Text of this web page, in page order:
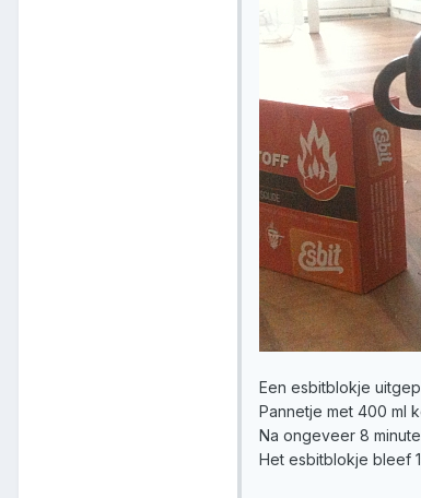
Een esbitblokje
Pannetje met 400 ml
Na ongeveer 8
Het esbitblokje bleef